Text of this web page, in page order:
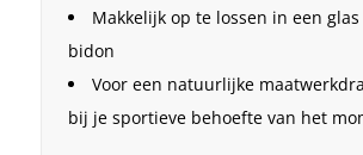
Makkelijk op te lossen in een
bidon
Voor een natuurlijke
bij je sportieve behoefte van het